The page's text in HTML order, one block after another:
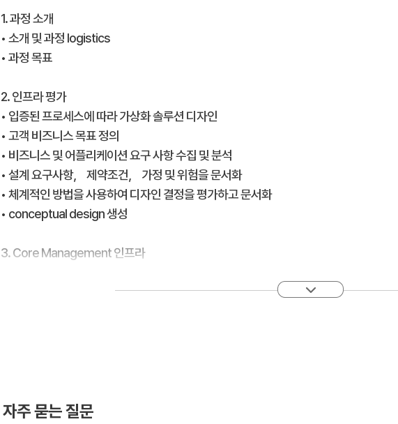
1. 과정 소개
• 소개 및 과정 logistics
• 과정 목표
2. 인프라 평가
• 입증된 프로세스에 따라 가상화 솔루션 디자인
• 고객 비즈니스 목표 정의
• 비즈니스 및 어플리케이션 요구 사항 수집 및 분석
• 설계 요구사항， 제약조건， 가정 및 위험을 문서화
• 체계적인 방법을 사용하여 디자인 결정을 평가하고 문서화
• conceptual design 생성
3. Core Management 인프라
• 알맞은 single sign-on identity source 선택
• 가상 데이터 센터에 필요한 총 컴퓨팅 용량 요구 사항 계산
자주 묻는 질문